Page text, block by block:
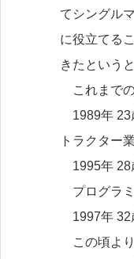
てシングル
に役立てる
きたという
これまでの
1989年 23
トラクター
1995年 28
プログラミ
1997年 32
この頃よ